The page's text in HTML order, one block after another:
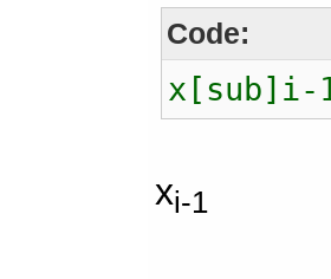
Code:
x[sub]i-
xi-1